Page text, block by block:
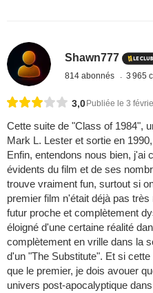
Shawn777
814 abonnés 3 965
3,0 Publiée le 3
Cette suite de "Class of 1984",
Mark L. Lester et sortie en
Enfin, entendons nous bien, j'ai
évidents du film et de ses
trouve vraiment fun, surtout si
premier film n'était déjà pas
futur proche et complètement
éloigné d'une certaine réalité
complètement en vrille dans la
d'un "The Substitute". Et si
que le premier, je dois avouer
univers post-apocalyptique